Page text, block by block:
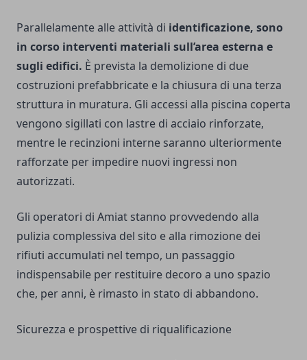
Parallelamente alle attività di identificazione, sono
in corso interventi materiali sull’area esterna e
sugli edifici. È prevista la demolizione di due
costruzioni prefabbricate e la chiusura di una terza
struttura in muratura. Gli accessi alla piscina coperta
vengono sigillati con lastre di acciaio rinforzate,
mentre le recinzioni interne saranno ulteriormente
rafforzate per impedire nuovi ingressi non
autorizzati.
Gli operatori di Amiat stanno provvedendo alla
pulizia complessiva del sito e alla rimozione dei
rifiuti accumulati nel tempo, un passaggio
indispensabile per restituire decoro a uno spazio
che, per anni, è rimasto in stato di abbandono.
Sicurezza e prospettive di riqualificazione